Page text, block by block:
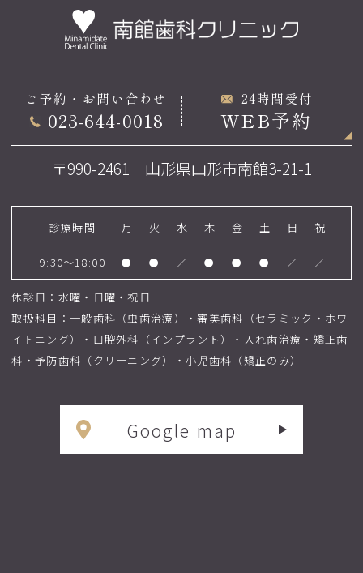
ご予約・お問い合わせ
023-644-0018
24時間受付
WEB予約
〒990-2461 山形県山形市南館3-21-1
診療時間 月 火 水 木 金 土 日 祝
9:30～18:00 ● ● ／ ● ● ● ／ ／
休診日：水曜・日曜・祝日
取扱科目：一般歯科（虫歯治療）・審美歯科（セラミック・ホワ
イトニング）・口腔外科（インプラント）・入れ歯治療・矯正歯
科・予防歯科（クリーニング）・小児歯科（矯正のみ）
Google map